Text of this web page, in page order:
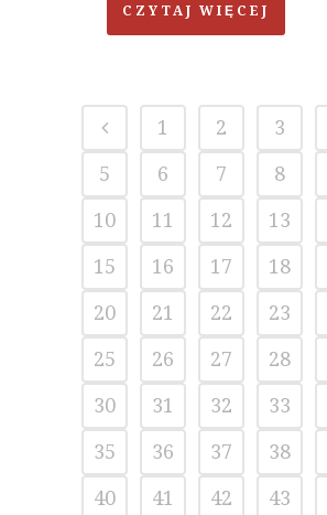
CZYTAJ WIĘCEJ
1 2 3
5
6 7 8
10
11 12 13
15
16 17 18
20
21 22 23
25
26 27 28
30
31 32 33
35
36 37 38
40
41 42 43